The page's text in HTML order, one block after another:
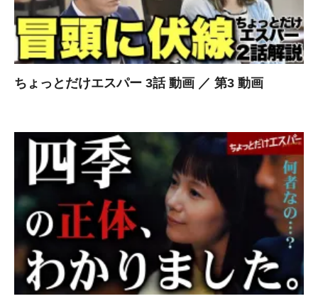
ちょっとだけエスパー 3話 動画 ／ 第3 動画